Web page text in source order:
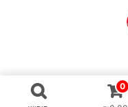
0